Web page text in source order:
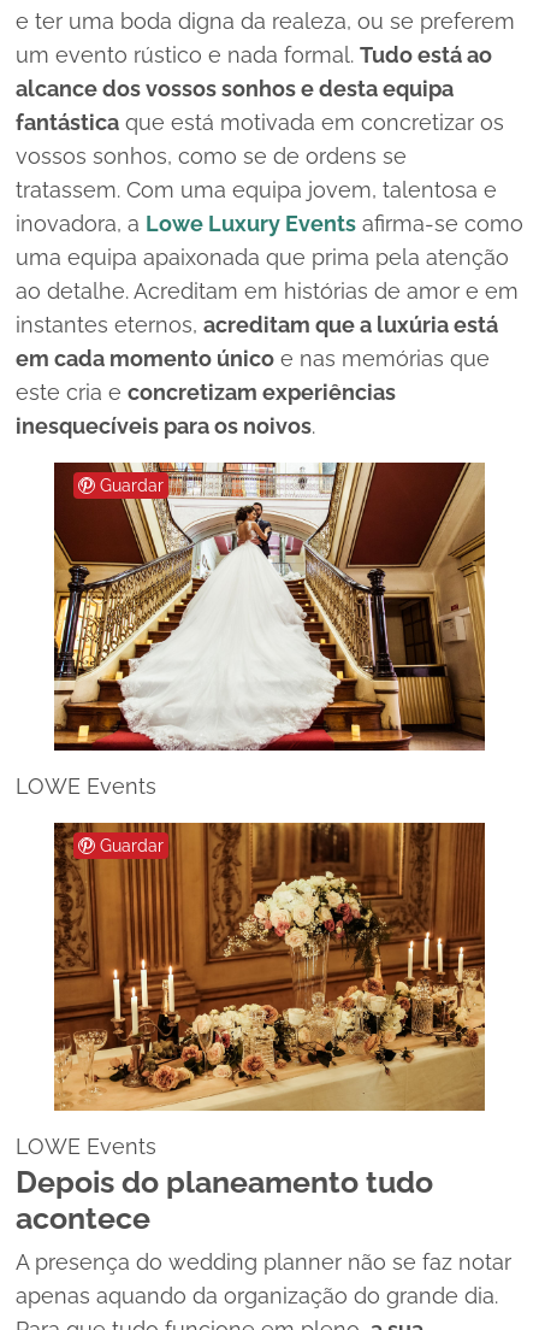
e ter uma boda digna da realeza, ou se preferem
um evento rústico e nada formal. Tudo está ao
alcance dos vossos sonhos e desta equipa
fantástica que está motivada em concretizar os
vossos sonhos, como se de ordens se
tratassem. Com uma equipa jovem, talentosa e
inovadora, a Lowe Luxury Events afirma-se como
uma equipa apaixonada que prima pela atenção
ao detalhe. Acreditam em histórias de amor e em
instantes eternos, acreditam que a luxúria está
em cada momento único e nas memórias que
este cria e concretizam experiências
inesquecíveis para os noivos.
Guardar
LOWE Events
Guardar
LOWE Events
Depois do planeamento tudo
acontece
A presença do wedding planner não se faz notar
apenas aquando da organização do grande dia.